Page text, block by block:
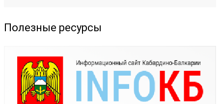
Полезные ресурсы